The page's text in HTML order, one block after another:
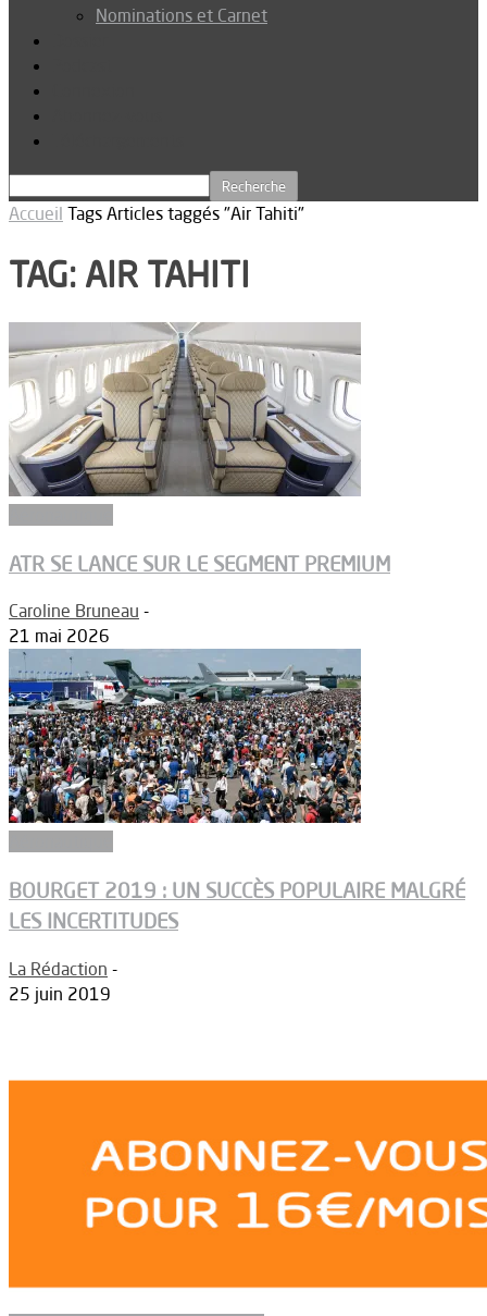
Nominations et Carnet
Accueil Tags Articles taggés "Air Tahiti"
TAG: AIR TAHITI
ATR SE LANCE SUR LE SEGMENT PREMIUM
Caroline Bruneau -
21 mai 2026
BOURGET 2019 : UN SUCCÈS POPULAIRE MALGRÉ
LES INCERTITUDES
La Rédaction -
25 juin 2019